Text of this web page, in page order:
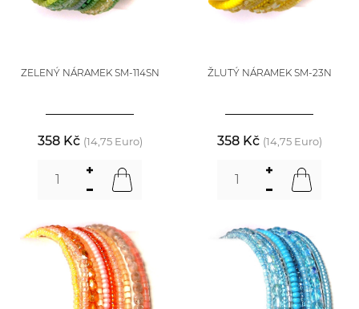
ZELENÝ NÁRAMEK SM-114SN
358 Kč (14,75 Euro)
ŽLUTÝ NÁRAMEK SM-23N
358 Kč (14,75 Euro)